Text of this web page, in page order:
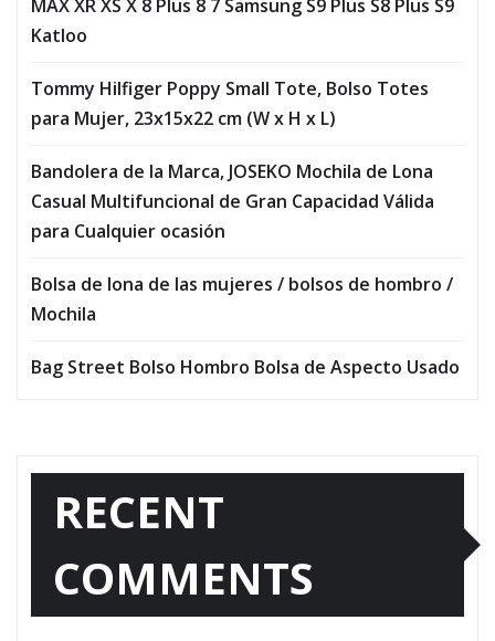
MAX XR XS X 8 Plus 8 7 Samsung S9 Plus S8 Plus S9
Katloo
Tommy Hilfiger Poppy Small Tote, Bolso Totes
para Mujer, 23x15x22 cm (W x H x L)
Bandolera de la Marca, JOSEKO Mochila de Lona
Casual Multifuncional de Gran Capacidad Válida
para Cualquier ocasión
Bolsa de lona de las mujeres / bolsos de hombro /
Mochila
Bag Street Bolso Hombro Bolsa de Aspecto Usado
RECENT
COMMENTS